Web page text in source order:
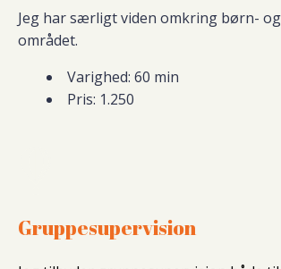
Jeg har særligt viden omkring børn-
området.
Varighed: 60 min
Pris: 1.250
Gruppesupervision